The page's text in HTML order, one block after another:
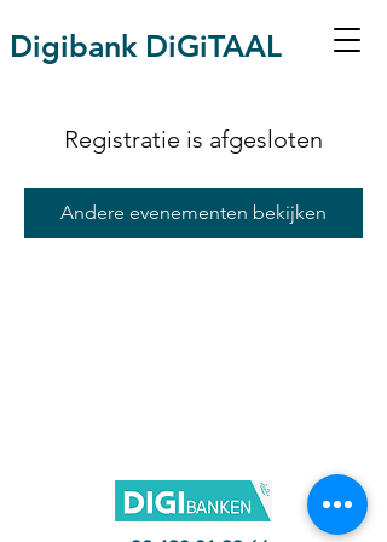
Digibank DiGiTAAL
Registratie is afgesloten
Andere evenementen bekijken